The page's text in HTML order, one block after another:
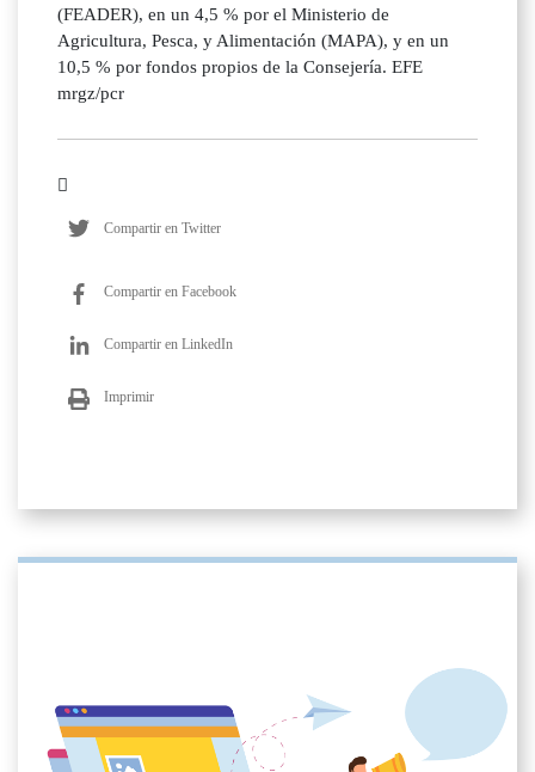
(FEADER), en un 4,5 % por el Ministerio de
Agricultura, Pesca, y Alimentación (MAPA), y en un
10,5 % por fondos propios de la Consejería. EFE
mrgz/pcr
Compartir en Twitter
Compartir en Facebook
Compartir en LinkedIn
Imprimir